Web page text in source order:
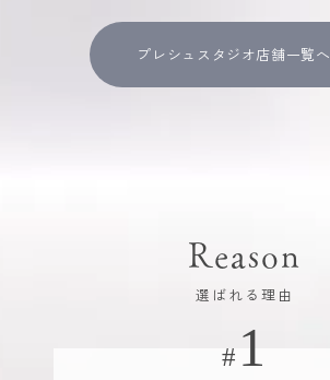
プレシュスタジオ店舗一覧へ
Reason
選ばれる理由